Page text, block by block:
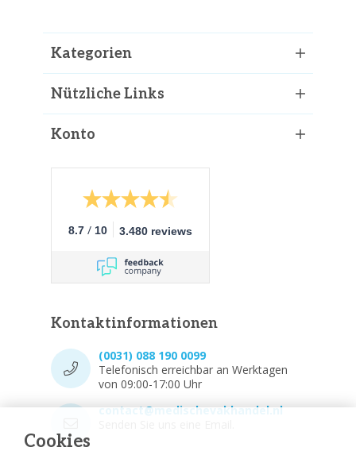
Cookies
Kategorien
Nützliche Links
Konto
8.7 / 10 3.480 reviews
Kontaktinformationen
(0031) 088 190 0099
Telefonisch erreichbar an Werktagen
von 09:00-17:00 Uhr
contact@medischevakhandel.nl